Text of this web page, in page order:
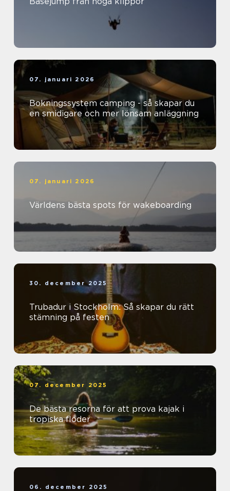
07. januari 2026
Bokningssystem camping - så skapar du
en smidigare och mer lönsam anläggning
07. januari 2026
Världens bästa spots för wakeboarding
30. december 2025
Trubadur i Stockholm: Så skapar du rätt
stämning på festen
07. december 2025
De bästa resorna för att prova kajak i
tropiska floder
06. december 2025